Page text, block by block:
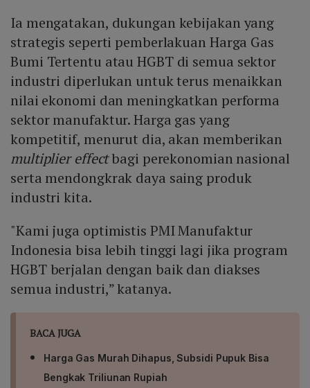
Ia mengatakan, dukungan kebijakan yang
strategis seperti pemberlakuan Harga Gas
Bumi Tertentu atau HGBT di semua sektor
industri diperlukan untuk terus menaikkan
nilai ekonomi dan meningkatkan performa
sektor manufaktur. Harga gas yang
kompetitif, menurut dia, akan memberikan
multiplier effectbagi perekonomian nasional
serta mendongkrak daya saing produk
industri kita.
"Kami juga optimistis PMI Manufaktur
Indonesia bisa lebih tinggi lagi jika program
HGBT berjalan dengan baik dan diakses
semua industri,” katanya.
BACA JUGA
Harga Gas Murah Dihapus, Subsidi Pupuk Bisa
Bengkak Triliunan Rupiah